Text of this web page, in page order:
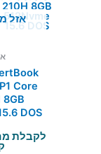
אזל
Core
8GB
DOS
לקבלת